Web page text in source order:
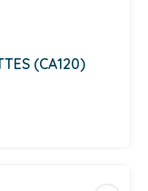
(CA120)